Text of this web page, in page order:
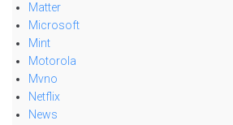
Matter
Microsoft
Mint
Motorola
Mvno
Netflix
News